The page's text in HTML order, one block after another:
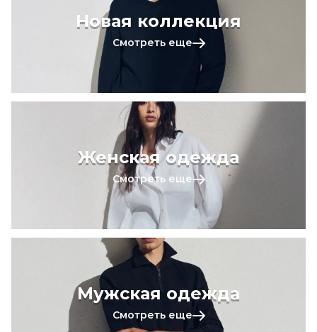
Новая коллекция
Смотреть еще
Женская одежда
Смотреть еще
Мужская одежда
Смотреть еще